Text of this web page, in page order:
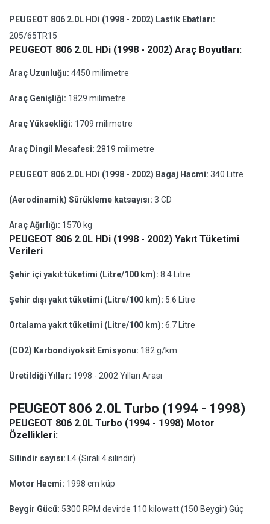
PEUGEOT 806 2.0L HDi (1998 - 2002) Lastik Ebatları:
205/65TR15
PEUGEOT 806 2.0L HDi (1998 - 2002) Araç Boyutları:
Araç Uzunluğu: 4450 milimetre
Araç Genişliği: 1829 milimetre
Araç Yüksekliği: 1709 milimetre
Araç Dingil Mesafesi: 2819 milimetre
PEUGEOT 806 2.0L HDi (1998 - 2002) Bagaj Hacmi: 340 Litre
(Aerodinamik) Sürükleme katsayısı: 3 CD
Araç Ağırlığı: 1570 kg
PEUGEOT 806 2.0L HDi (1998 - 2002) Yakıt Tüketimi
Verileri
Şehir içi yakıt tüketimi (Litre/100 km): 8.4 Litre
Şehir dışı yakıt tüketimi (Litre/100 km): 5.6 Litre
Ortalama yakıt tüketimi (Litre/100 km): 6.7 Litre
(CO2) Karbondiyoksit Emisyonu: 182 g/km
Üretildiği Yıllar: 1998 - 2002 Yılları Arası
PEUGEOT 806 2.0L Turbo (1994 - 1998)
PEUGEOT 806 2.0L Turbo (1994 - 1998) Motor
Özellikleri:
Silindir sayısı: L4 (Sıralı 4 silindir)
Motor Hacmi: 1998 cm küp
Beygir Gücü: 5300 RPM devirde 110 kilowatt (150 Beygir) Güç